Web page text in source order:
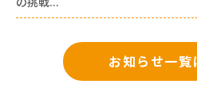
お知らせ一覧